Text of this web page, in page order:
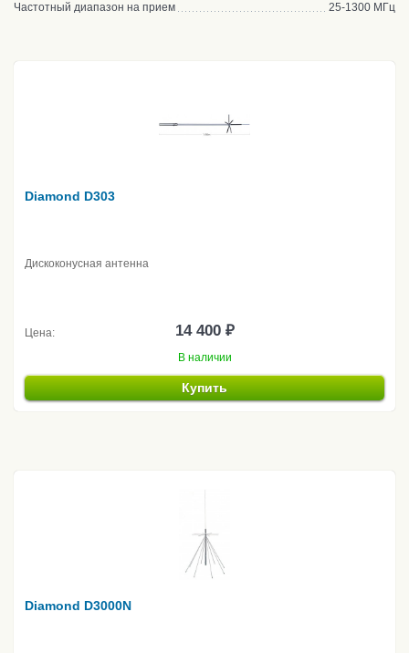
Частотный диапазон на прием
25-1300 МГц
Diamond D303
Дискоконусная антенна
Цена: 14 400 ₽
В наличии
Купить
Diamond D3000N